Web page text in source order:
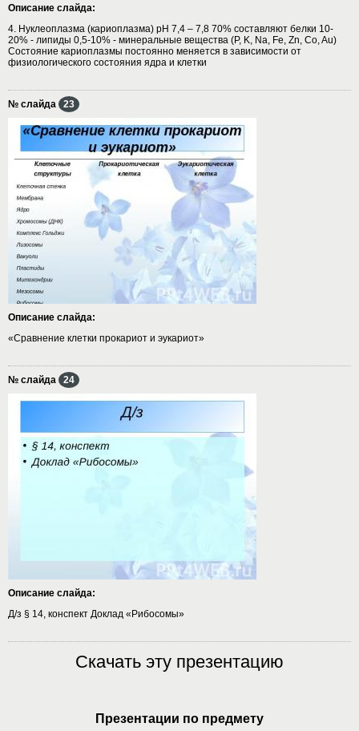
Описание слайда:
4. Нуклеоплазма (кариоплазма) рН 7,4 – 7,8 70% составляют белки 10-
20% - липиды 0,5-10% - минеральные вещества (P, K, Na, Fe, Zn, Co, Au)
Состояние кариоплазмы постоянно меняется в зависимости от
физиологического состояния ядра и клетки
№ слайда 23
Описание слайда:
«Сравнение клетки прокариот и эукариот»
№ слайда 24
Описание слайда:
Д/з § 14, конспект Доклад «Рибосомы»
Скачать эту презентацию
Презентации по предмету